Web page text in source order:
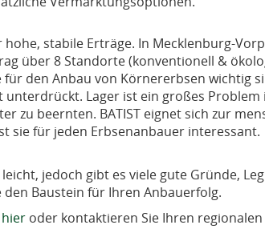
hohe, stabile Erträge. In Mecklenburg-
über 8 Standorte (konventionell &
den Anbau von Körnererbsen wichtig
Lager ist ein großes
zu beernten. BATIST eignet sich zur
sie für jeden Erbsenanbauer interessant.
jedoch gibt es viele gute Gründe,
Baustein für Ihren Anbauerfolg.
hier oder kontaktieren Sie Ihren regionalen